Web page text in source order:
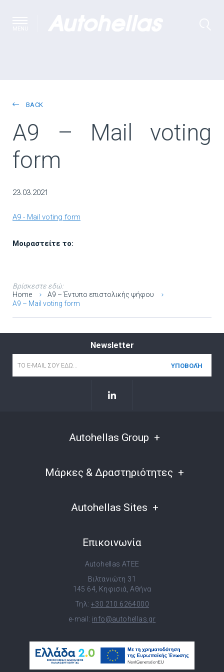
BACK
A9 – Mail voting
form
23.03.2021
A9 - Mail voting form
Μοιραστείτε το:
Βρίσκεστε εδώ:
Home
Α9 – Έντυπο επιστολικής ψήφου
A9 – Mail voting form
Newsletter
Autohellas Group
Μάρκες & Δραστηριότητες
Autohellas Sites
Επικοινωνία
Autohellas ATEE
Βιλτανιώτη 31
145 64, Κηφισιά, Αθήνα
Τηλ: +30 210 6264000
e-mail: info@autohellas.gr